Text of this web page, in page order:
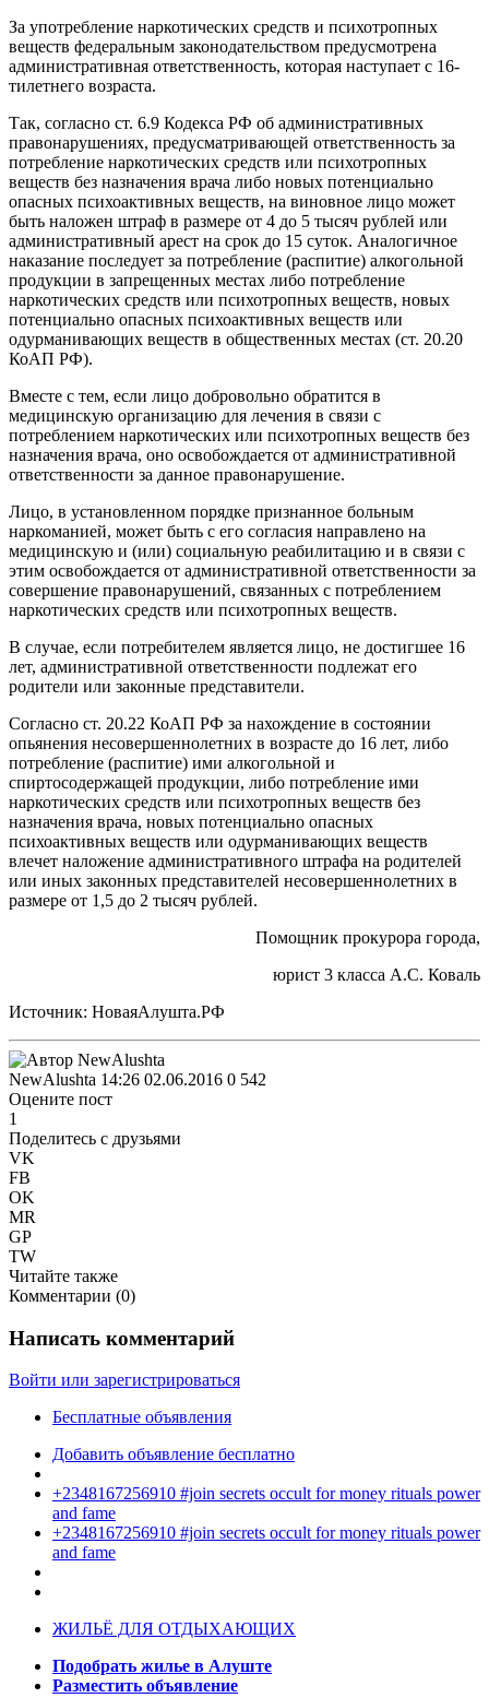
За употребление наркотических средств и психотропных
веществ федеральным законодательством предусмотрена
административная ответственность, которая наступает с 16-
тилетнего возраста.
Так, согласно ст. 6.9 Кодекса РФ об административных
правонарушениях, предусматривающей ответственность за
потребление наркотических средств или психотропных
веществ без назначения врача либо новых потенциально
опасных психоактивных веществ, на виновное лицо может
быть наложен штраф в размере от 4 до 5 тысяч рублей или
административный арест на срок до 15 суток. Аналогичное
наказание последует за потребление (распитие) алкогольной
продукции в запрещенных местах либо потребление
наркотических средств или психотропных веществ, новых
потенциально опасных психоактивных веществ или
одурманивающих веществ в общественных местах (ст. 20.20
КоАП РФ).
Вместе с тем, если лицо добровольно обратится в
медицинскую организацию для лечения в связи с
потреблением наркотических или психотропных веществ без
назначения врача, оно освобождается от административной
ответственности за данное правонарушение.
Лицо, в установленном порядке признанное больным
наркоманией, может быть с его согласия направлено на
медицинскую и (или) социальную реабилитацию и в связи с
этим освобождается от административной ответственности за
совершение правонарушений, связанных с потреблением
наркотических средств или психотропных веществ.
В случае, если потребителем является лицо, не достигшее 16
лет, административной ответственности подлежат его
родители или законные представители.
Согласно ст. 20.22 КоАП РФ за нахождение в состоянии
опьянения несовершеннолетних в возрасте до 16 лет, либо
потребление (распитие) ими алкогольной и
спиртосодержащей продукции, либо потребление ими
наркотических средств или психотропных веществ без
назначения врача, новых потенциально опасных
психоактивных веществ или одурманивающих веществ
влечет наложение административного штрафа на родителей
или иных законных представителей несовершеннолетних в
размере от 1,5 до 2 тысяч рублей.
Помощник прокурора города,
юрист 3 класса А.С. Коваль
Источник: НоваяАлушта.РФ
NewAlushta 14:26 02.06.2016 0 542
Оцените пост
1
Поделитесь с друзьями
VK
FB
OK
MR
GP
TW
Читайте также
Комментарии (0)
Написать комментарий
Войти или зарегистрироваться
Бесплатные объявления
Добавить объявление бесплатно
+2348167256910 #join secrets occult for money rituals power
and fame
+2348167256910 #join secrets occult for money rituals power
and fame
ЖИЛЬЁ ДЛЯ ОТДЫХАЮЩИХ
Подобрать жилье в Алуште
Разместить объявление